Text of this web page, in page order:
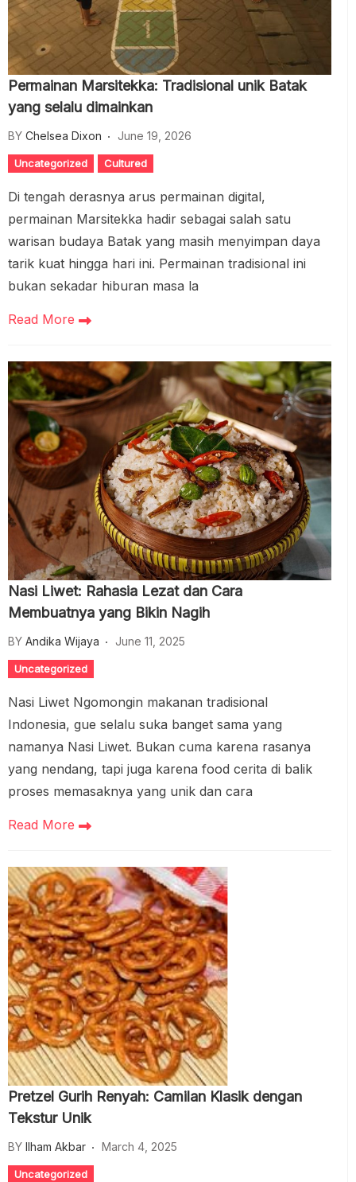
Permainan Marsitekka: Tradisional unik Batak
yang selalu dimainkan
BY Chelsea Dixon June 19, 2026
Uncategorized Cultured
Di tengah derasnya arus permainan digital,
permainan Marsitekka hadir sebagai salah satu
warisan budaya Batak yang masih menyimpan daya
tarik kuat hingga hari ini. Permainan tradisional ini
bukan sekadar hiburan masa la
Read More
Nasi Liwet: Rahasia Lezat dan Cara
Membuatnya yang Bikin Nagih
BY Andika Wijaya June 11, 2025
Uncategorized
Nasi Liwet Ngomongin makanan tradisional
Indonesia, gue selalu suka banget sama yang
namanya Nasi Liwet. Bukan cuma karena rasanya
yang nendang, tapi juga karena food cerita di balik
proses memasaknya yang unik dan cara
Read More
Pretzel Gurih Renyah: Camilan Klasik dengan
Tekstur Unik
BY Ilham Akbar March 4, 2025
Uncategorized